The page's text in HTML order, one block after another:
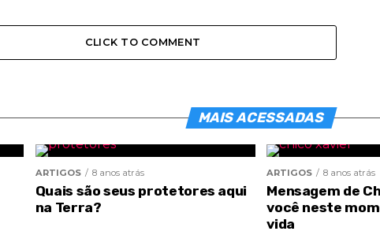
CLICK TO COMMENT
MAIS ACESSADAS
ARTIGOS 8 anos atrás
Quais são seus protetores aqui
na Terra?
ARTIGOS 8 anos atrás
Mensagem de
você neste
vida